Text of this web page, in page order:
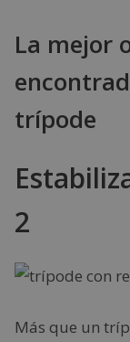
La mejor
trípode
2
Más que un